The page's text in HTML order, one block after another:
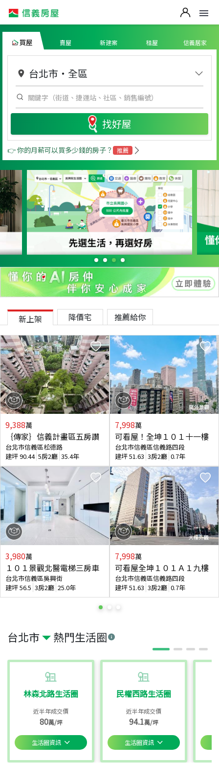
買屋 賣屋 新建案 租屋 信義居家
台北市 ・ 全區
找好屋
👉 你的月薪可以買多少錢的房子？ 推薦
台北市 熱門生活圈
林森北路生活圈
近半年成交價
80萬/坪
生活圈資訊
民權西路生活圈
近半年成交價
94.1萬/坪
生活圈資訊
新上架 降價宅 推薦給你
9,388萬
｛傳家｝信義計畫區五房讚
台北市信義區松德路
建坪90.44 5房2廳 35.4年
3,980萬
１０１景觀北醫電梯三房車
台北市信義區吳興街
建坪56.5 3房2廳 25.0年
7,998萬
可看屋！全坤１０１十一樓
台北市信義區信義路四段
建坪51.63 3房2廳 0.7年
7,998萬
可看屋全坤１０１Ａ１九樓
台北市信義區信義路四段
建坪51.63 3房2廳 0.7年